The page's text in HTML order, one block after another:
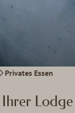
Privates Essen
Lodge